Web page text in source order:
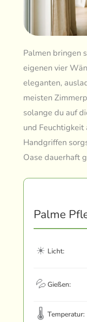
Palmen bringen
eigenen vier
eleganten,
meisten
solange du auf
und Feuchtigkeit
Handgriffen
Oase dauerhaft
Palme
☀ Licht:
💦 Gießen:
🌡 Temperatur: